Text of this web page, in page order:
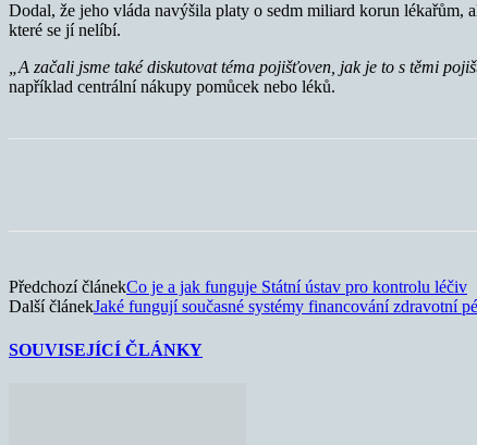
Dodal, že jeho vláda navýšila platy o sedm miliard korun lékařům,
které se jí nelíbí.
„A začali jsme také diskutovat téma pojišťoven, jak je to s těmi
například centrální nákupy pomůcek nebo léků.
Předchozí článekCo je a jak funguje Státní ústav pro kontrolu léčiv
Další článekJaké fungují současné systémy financování zdravotní
SOUVISEJÍCÍ ČLÁNKY